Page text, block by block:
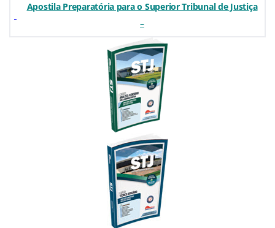
Apostila Preparatória para o Superior Tribunal de Justiça
–